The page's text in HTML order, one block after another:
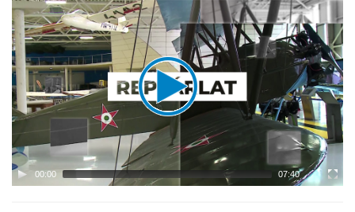
Video
Player
00:00 07:40